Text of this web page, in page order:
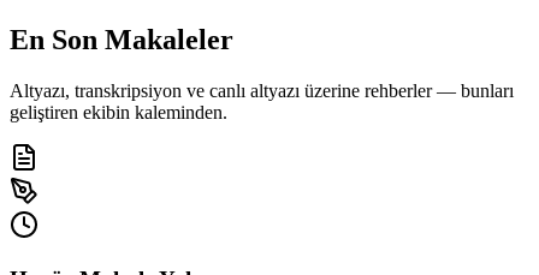
En Son Makaleler
Altyazı, transkripsiyon ve canlı altyazı üzerine rehberler — bunları
geliştiren ekibin kaleminden.